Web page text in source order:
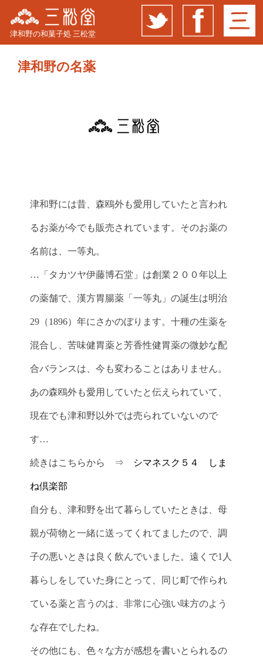
津和野の和菓子処 三松堂
津和野の名薬
津和野には昔、森鴎外も愛用していたと言われ
るお薬が今でも販売されています。そのお薬の
名前は、一等丸。
…「タカツヤ伊藤博石堂」は創業２００年以上
の薬舗で、漢方胃腸薬「一等丸」の誕生は明治
29（1896）年にさかのぼります。十種の生薬を
混合し、苦味健胃薬と芳香性健胃薬の微妙な配
合バランスは、今も変わることはありません。
あの森鴎外も愛用していたと伝えられていて、
現在でも津和野以外では売られていないので
す…
続きはこちらから ⇒ シマネスク５４ しま
ね倶楽部
自分も、津和野を出て暮らしていたときは、母
親が荷物と一緒に送ってくれてましたので、調
子の悪いときは良く飲んでいました。遠くで1人
暮らしをしていた身にとって、同じ町で作られ
ている薬と言うのは、非常に心強い味方のよう
な存在でしたね。
その他にも、色々な方が感想を書いとられるの